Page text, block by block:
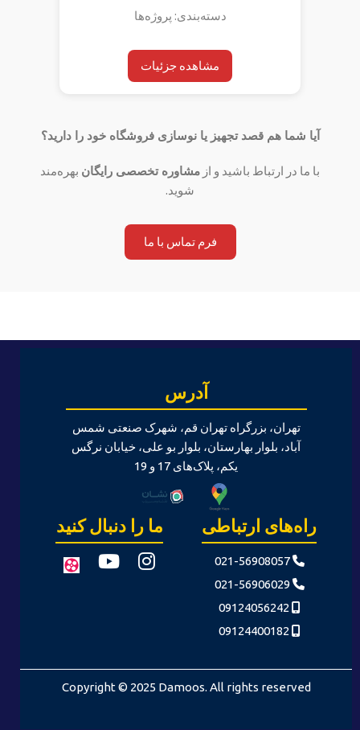
دسته‌بندی: پروژه‌ها
مشاهده جزئیات
آیا شما هم قصد تجهیز یا نوسازی فروشگاه خود را دارید؟
با ما در ارتباط باشید و از مشاوره تخصصی رایگان بهره‌مند
شوید.
فرم تماس با ما
آدرس
تهران، بزرگراه تهران قم، شهرک صنعتی شمس
آباد، بلوار بهارستان، بلوار بو علی، خیابان نرگس
یکم، پلاک‌های 17 و 19
راه‌های ارتباطی
021-56908057
021-56906029
09124056242
09124400182
ما را دنبال کنید
Copyright © 2025 Damoos. All rights reserved